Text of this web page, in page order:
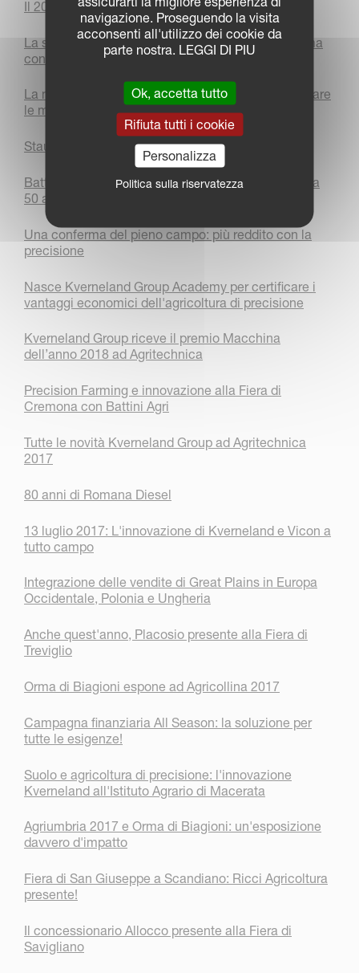
Il 2017 di Kverneland Group Italia
La semina del frumento Ludwig su aratura e minima
con tre livelli di precisione a confronto
La mappatura del suolo alle Colombaie per realizzare
le mappe di prescrizione per le dosi variabili
Staudacher espone ad Agrialp 2017
Battini Agri, la concessionaria dei primati, festeggia
50 anni di attività con un fatturato record
Una conferma del pieno campo: più reddito con la
precisione
Nasce Kverneland Group Academy per certificare i
vantaggi economici dell'agricoltura di precisione
Kverneland Group riceve il premio Macchina
dell’anno 2018 ad Agritechnica
Precision Farming e innovazione alla Fiera di
Cremona con Battini Agri
Tutte le novità Kverneland Group ad Agritechnica
2017
80 anni di Romana Diesel
13 luglio 2017: L'innovazione di Kverneland e Vicon a
tutto campo
Integrazione delle vendite di Great Plains in Europa
Occidentale, Polonia e Ungheria
Anche quest'anno, Placosio presente alla Fiera di
Treviglio
Orma di Biagioni espone ad Agricollina 2017
Campagna finanziaria All Season: la soluzione per
tutte le esigenze!
Suolo e agricoltura di precisione: l'innovazione
Kverneland all'Istituto Agrario di Macerata
Agriumbria 2017 e Orma di Biagioni: un'esposizione
davvero d'impatto
Fiera di San Giuseppe a Scandiano: Ricci Agricoltura
presente!
Il concessionario Allocco presente alla Fiera di
Savigliano
navigazione. Proseguendo la visita
acconsenti all'utilizzo dei cookie da
parte nostra. LEGGI DI PIU
Ok, accetta tutto
Rifiuta tutti i cookie
Personalizza
Politica sulla riservatezza